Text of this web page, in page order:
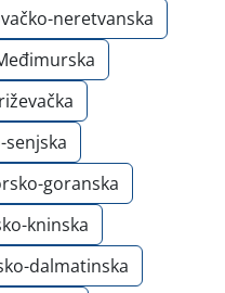
neretvanska
senjska
goranska
kninska
dalmatinska